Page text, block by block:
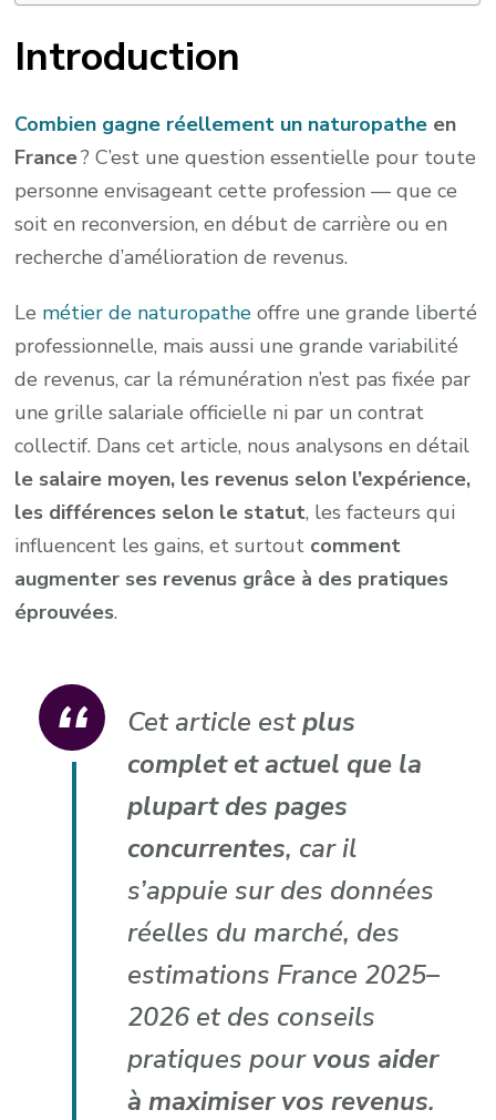
Introduction
Combien gagne réellement un naturopathe en
France? C’est une question essentielle pour toute
personne envisageant cette profession — que ce
soit en reconversion, en début de carrière ou en
recherche d’amélioration de revenus.
Le métier de naturopathe offre une grande liberté
professionnelle, mais aussi une grande variabilité
de revenus, car la rémunération n’est pas fixée par
une grille salariale officielle ni par un contrat
collectif. Dans cet article, nous analysons en détail
le salaire moyen, les revenus selon l’expérience,
les différences selon le statut, les facteurs qui
influencent les gains, et surtout comment
augmenter ses revenus grâce à des pratiques
éprouvées.
Cet article estplus
complet et actuel que la
plupart des pages
concurrentes, car il
s’appuie sur des données
réelles du marché, des
estimations France 2025–
2026 et des conseils
pratiques pourvous aider
à maximiser vos revenus.